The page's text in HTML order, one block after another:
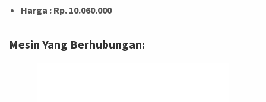
Harga : Rp. 10.060.000
Mesin Yang Berhubungan: